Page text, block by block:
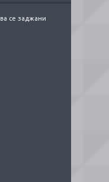
се заджани